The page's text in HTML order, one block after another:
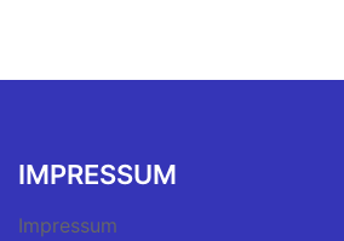
IMPRESSUM
Impressum